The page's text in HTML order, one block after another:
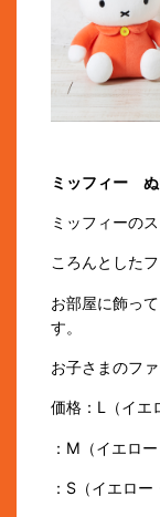
ミッフィー
ミッフィーの
ころんとした
お部屋に飾っ
す。
お子さまのフ
価格：L（イエ
：M（イエロ
：S（イエロ